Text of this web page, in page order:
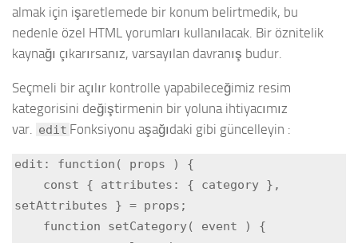
almak için işaretlemede bir konum belirtmedik, bu
nedenle özel HTML yorumları kullanılacak. Bir öznitelik
kaynağı çıkarırsanız, varsayılan davranış budur.
Seçmeli bir açılır kontrolle yapabileceğimiz resim
kategorisini değiştirmenin bir yoluna ihtiyacımız
var.
edit Fonksiyonu aşağıdaki gibi güncelleyin :
edit: function( props ) {
setAttributes } = props;